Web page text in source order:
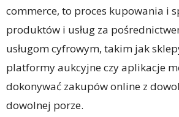
commerce, to proces kupowania i
produktów i usług za
usługom cyfrowym, takim jak
platformy aukcyjne czy aplikacje
dokonywać zakupów online z
dowolnej porze.